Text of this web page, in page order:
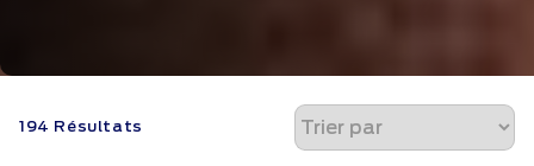
194 Résultats